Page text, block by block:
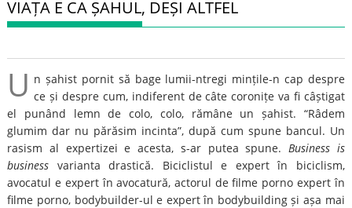
VIAȚA E CA ȘAHUL, DEȘI ALTFEL
U n șahist pornit să bage lumii-ntregi mințile-n cap despre
ce și despre cum, indiferent de câte coronițe va fi câștigat
el punând lemn de colo, colo, rămâne un șahist. “Râdem
glumim dar nu părăsim incinta”, după cum spune bancul. Un
rasism al expertizei e acesta, s-ar putea spune. Business is
business varianta drastică. Biciclistul e expert în biciclism,
avocatul e expert în avocatură, actorul de filme porno expert în
filme porno, bodybuilder-ul e expert în bodybuilding și așa mai